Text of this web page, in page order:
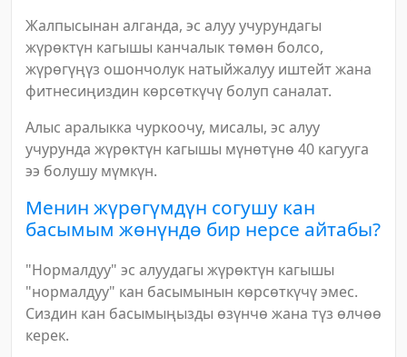
Жалпысынан алганда, эс алуу учурундагы
жүрөктүн кагышы канчалык төмөн болсо,
жүрөгүңүз ошончолук натыйжалуу иштейт жана
фитнесиңиздин көрсөткүчү болуп саналат.
Алыс аралыкка чуркоочу, мисалы, эс алуу
учурунда жүрөктүн кагышы мүнөтүнө 40 кагууга
ээ болушу мүмкүн.
Менин жүрөгүмдүн согушу кан
басымым жөнүндө бир нерсе айтабы?
"Нормалдуу" эс алуудагы жүрөктүн кагышы
"нормалдуу" кан басымынын көрсөткүчү эмес.
Сиздин кан басымыңызды өзүнчө жана түз өлчөө
керек.